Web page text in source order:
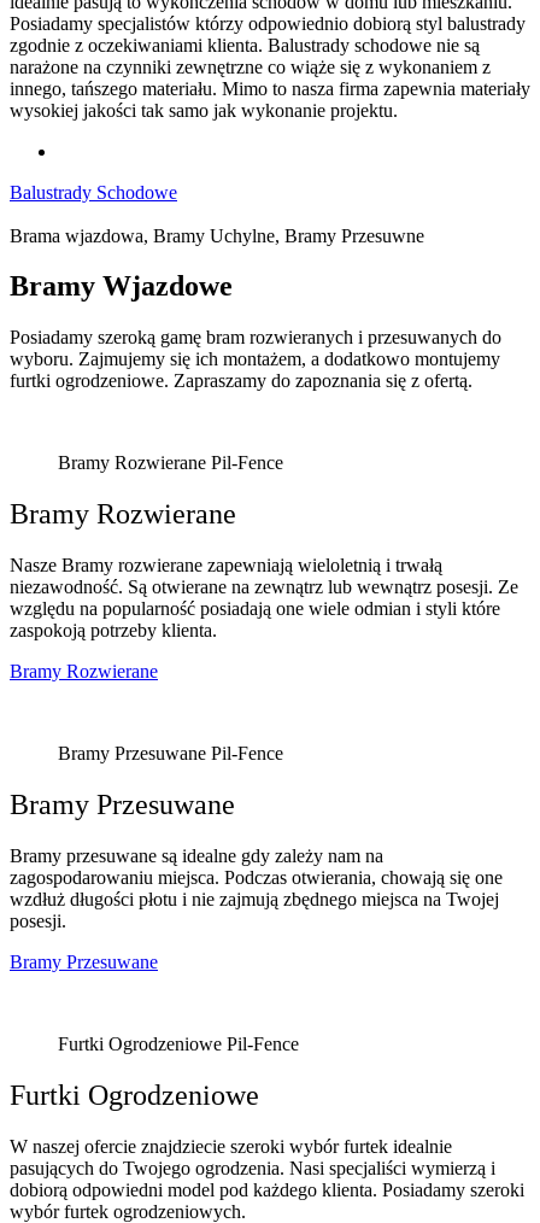
Posiadamy specjalistów którzy odpowiednio dobiorą styl balustrady
zgodnie z oczekiwaniami klienta. Balustrady schodowe nie są
narażone na czynniki zewnętrzne co wiąże się z wykonaniem z
innego, tańszego materiału. Mimo to nasza firma zapewnia materiały
wysokiej jakości tak samo jak wykonanie projektu.
Balustrady Schodowe
Brama wjazdowa, Bramy Uchylne, Bramy Przesuwne
Bramy Wjazdowe
Posiadamy szeroką gamę bram rozwieranych i przesuwanych do
wyboru. Zajmujemy się ich montażem, a dodatkowo montujemy
furtki ogrodzeniowe. Zapraszamy do zapoznania się z ofertą.
Bramy Rozwierane Pil-Fence
Bramy Rozwierane
Nasze Bramy rozwierane zapewniają wieloletnią i trwałą
niezawodność. Są otwierane na zewnątrz lub wewnątrz posesji. Ze
względu na popularność posiadają one wiele odmian i styli które
zaspokoją potrzeby klienta.
Bramy Rozwierane
Bramy Przesuwane Pil-Fence
Bramy Przesuwane
Bramy przesuwane są idealne gdy zależy nam na
zagospodarowaniu miejsca. Podczas otwierania, chowają się one
wzdłuż długości płotu i nie zajmują zbędnego miejsca na Twojej
posesji.
Bramy Przesuwane
Furtki Ogrodzeniowe Pil-Fence
Furtki Ogrodzeniowe
W naszej ofercie znajdziecie szeroki wybór furtek idealnie
pasujących do Twojego ogrodzenia. Nasi specjaliści wymierzą i
dobiorą odpowiedni model pod każdego klienta. Posiadamy szeroki
wybór furtek ogrodzeniowych.